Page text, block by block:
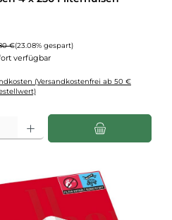
Preis:
€(23.08% gespart)
verfügbar
(Versandkostenfrei ab 50 €
Wert ein oder benutze die Schaltflächen